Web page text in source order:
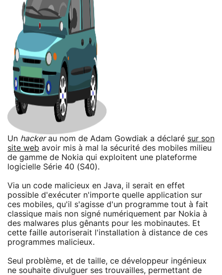
Un hackerau nom de Adam Gowdiak a déclaré sur son
site web avoir mis à mal la sécurité des mobiles milieu
de gamme de Nokia qui exploitent une plateforme
logicielle Série 40 (S40).
Via un code malicieux en Java, il serait en effet
possible d'exécuter n'importe quelle application sur
ces mobiles, qu'il s'agisse d'un programme tout à fait
classique mais non signé numériquement par Nokia à
des malwares plus gênants pour les mobinautes. Et
cette faille autoriserait l'installation à distance de ces
programmes malicieux.
Seul problème, et de taille, ce développeur ingénieux
ne souhaite divulguer ses trouvailles, permettant de